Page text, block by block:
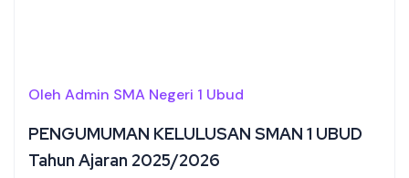
Oleh Admin SMA Negeri 1 Ubud
PENGUMUMAN KELULUSAN SMAN 1 UBUD
Tahun Ajaran 2025/2026